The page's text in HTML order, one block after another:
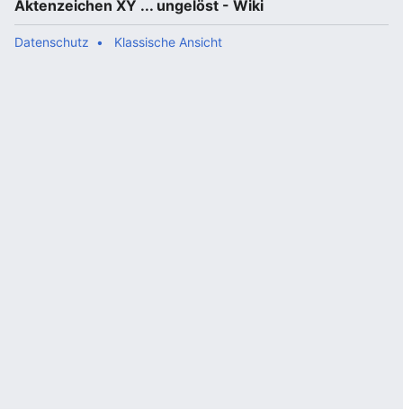
Aktenzeichen XY ... ungelöst - Wiki
Datenschutz Klassische Ansicht